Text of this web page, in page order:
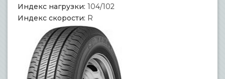
Индекс нагрузки: 104/102
Индекс скорости: R